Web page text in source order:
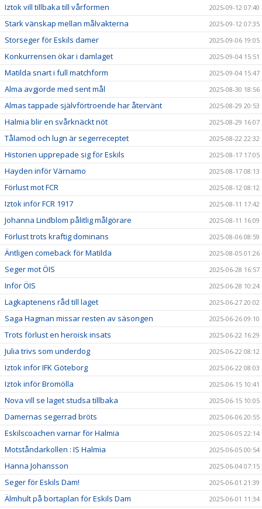
Iztok vill tillbaka till vårformen 2025-09-12 07:40
Stark vänskap mellan målvakterna 2025-09-12 07:35
Storseger för Eskils damer 2025-09-06 19:05
Konkurrensen ökar i damlaget 2025-09-04 15:51
Matilda snart i full matchform 2025-09-04 15:47
Alma avgjorde med sent mål 2025-08-30 18:56
Almas tappade självförtroende har återvänt 2025-08-29 20:53
Halmia blir en svårknäckt nöt 2025-08-29 16:07
Tålamod och lugn är segerreceptet 2025-08-22 22:32
Historien upprepade sig för Eskils 2025-08-17 17:05
Hayden inför Värnamo 2025-08-17 08:13
Förlust mot FCR 2025-08-12 08:12
Iztok inför FCR 1917 2025-08-11 17:42
Johanna Lindblom pålitlig målgörare 2025-08-11 16:09
Förlust trots kraftig dominans 2025-08-06 08:59
Äntligen comeback för Matilda 2025-08-05 01:26
Seger mot ÖIS 2025-06-28 16:57
Inför ÖIS 2025-06-28 10:24
Lagkaptenens råd till laget 2025-06-27 20:02
Saga Hagman missar resten av säsongen 2025-06-26 09:10
Trots förlust en heroisk insats 2025-06-22 16:29
Julia trivs som underdog 2025-06-22 08:12
Iztok inför IFK Göteborg 2025-06-22 08:03
Iztok inför Bromölla 2025-06-15 10:41
Nova vill se laget studsa tillbaka 2025-06-15 10:05
Damernas segerrad bröts 2025-06-06 20:55
Eskilscoachen varnar för Halmia 2025-06-05 22:14
Motståndarkollen : IS Halmia 2025-06-05 00:54
Hanna Johansson 2025-06-04 07:15
Seger för Eskils Dam! 2025-06-01 21:39
Älmhult på bortaplan för Eskils Dam 2025-06-01 11:34